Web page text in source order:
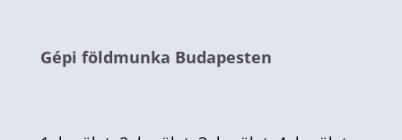
Gépi földmunka Budapesten